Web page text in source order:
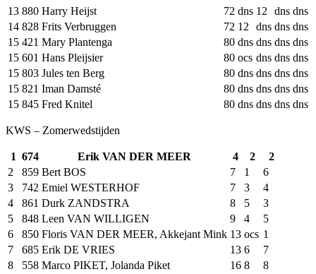
13 880 Harry Heijst 72 dns 12 dns dns
14 828 Frits Verbruggen 72 12 dns dns dns
15 421 Mary Plantenga 80 dns dns dns dns
15 601 Hans Pleijsier 80 ocs dns dns dns
15 803 Jules ten Berg 80 dns dns dns dns
15 821 Iman Damsté 80 dns dns dns dns
15 845 Fred Knitel 80 dns dns dns dns
KWS – Zomerwedstijden
1 674 Erik VAN DER MEER 4 2
2
2
859 Bert BOS 7 1
6
3
742 Emiel WESTERHOF 7 3
4
4
861 Durk ZANDSTRA 8 5
3
5
848 Leen VAN WILLIGEN 9 4
5
6
850 Floris VAN DER MEER, Akkejant Mink 13 ocs 1
7
685 Erik DE VRIES 13 6
7
8
558 Marco PIKET, Jolanda Piket 16 8
8